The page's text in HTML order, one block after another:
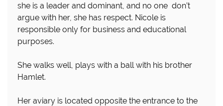
she is a leader and dominant, and no one don’t
argue with her, she has respect. Nicole is
responsible only for business and educational
purposes.
She walks well, plays with a ball with his brother
Hamlet.
Her aviary is located opposite the entrance to the